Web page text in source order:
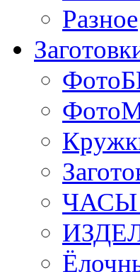
Разное
ЧАСЫ